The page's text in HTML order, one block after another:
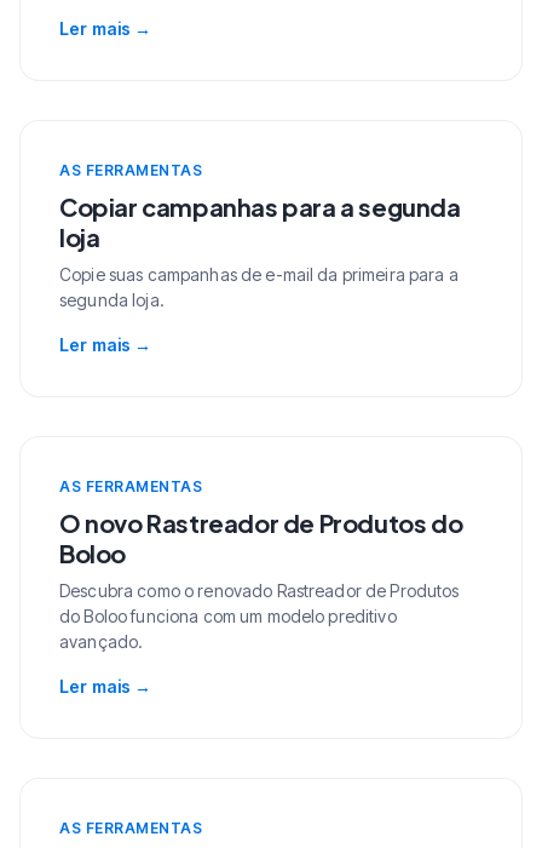
Ler mais →
AS FERRAMENTAS
Copiar campanhas para a segunda
loja
Copie suas campanhas de e-mail da primeira para a
segunda loja.
Ler mais →
AS FERRAMENTAS
O novo Rastreador de Produtos do
Boloo
Descubra como o renovado Rastreador de Produtos
do Boloo funciona com um modelo preditivo
avançado.
Ler mais →
AS FERRAMENTAS